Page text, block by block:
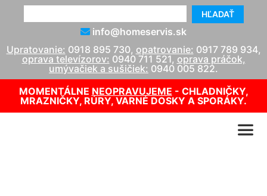
HĽADAŤ
info@homeservis.sk
Upratovanie: 0918 895 730, opatrovanie: 0917 789 934,
oprava televízorov: 0940 711 521, oprava práčok,
umývačiek a sušičiek: 0940 005 822.
MOMENTÁLNE NEOPRAVUJEME - CHLADNIČKY,
MRAZNIČKY, RÚRY, VARNÉ DOSKY A SPORÁKY.